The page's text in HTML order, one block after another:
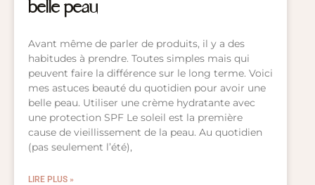
belle peau
Avant même de parler de produits, il y a des
habitudes à prendre. Toutes simples mais qui
peuvent faire la différence sur le long terme. Voici
mes astuces beauté du quotidien pour avoir une
belle peau. Utiliser une crème hydratante avec
une protection SPF Le soleil est la première
cause de vieillissement de la peau. Au quotidien
(pas seulement l’été),
LIRE PLUS »